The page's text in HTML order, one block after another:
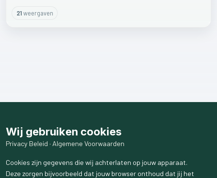
21weergaven
Wij gebruiken cookies
Privacy Beleid · Algemene Voorwaarden
Cookies zijn gegevens die wij achterlaten op jouw apparaat.
Deze zorgen bijvoorbeeld dat jouw browser onthoud dat jij het